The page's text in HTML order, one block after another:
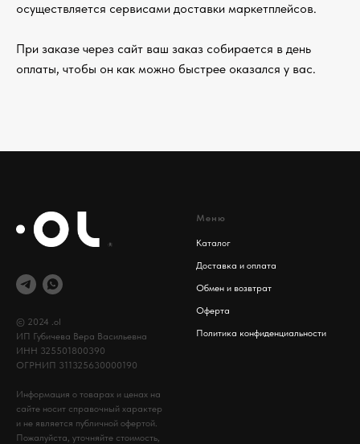
осуществляется сервисами доставки маркетплейсов.
При заказе через сайт ваш заказ собирается в день
оплаты, чтобы он как можно быстрее оказался у вас.
© 2024 .ol
ИП Губичева Вера Васильевна
ИНН 325501800390
ОГРНИП 311325630000190
Информация о товарах и ценах на
сайте носит справочный характер
и не является публичной офертой.
Пожалуйста, уточняйте стоимость,
Меню
Каталог
Доставка и оплата
Обмен и возвтрат
Оферта
Политика конфиденциальности